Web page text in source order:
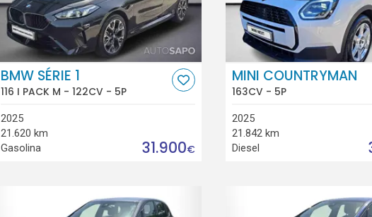
BMW SÉRIE 1
116 I PACK M - 122CV - 5P
2025
21.620 km
Gasolina
31.900€
MINI COUNTRYMAN
163CV - 5P
2025
21.842 km
Diesel